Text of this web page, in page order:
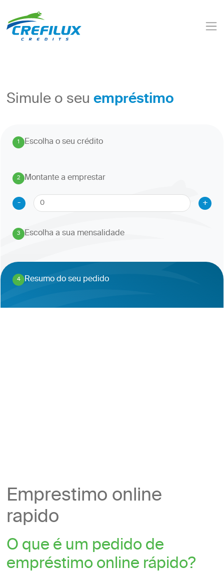
Simule o seuempréstimo
1. Escolha o seu crédito
2
.
Montante a emprestar
-
+
3
. Escolha a sua mensalidade
4
. Resumo do seu pedido
Emprestimo online
rapido
O que é um pedido de
empréstimo online rápido?